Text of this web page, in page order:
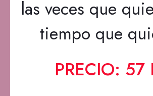
las veces que
tiempo que
PRECIO: 57